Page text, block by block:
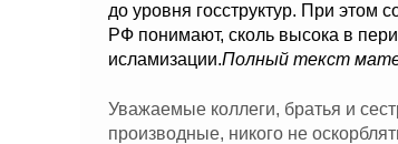
до уровня госструктур. При этом
РФ понимают, сколь высока в
исламизации.Полный текст
Уважаемые коллеги, братья и
производные, никого не